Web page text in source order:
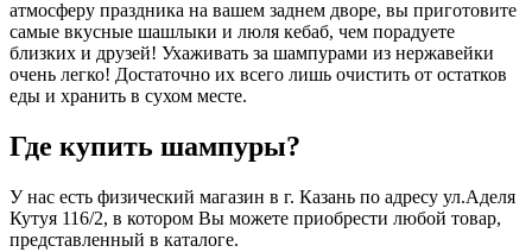
атмосферу праздника на вашем заднем дворе, вы приготовите
самые вкусные шашлыки и люля кебаб, чем порадуете
близких и друзей! Ухаживать за шампурами из нержавейки
очень легко! Достаточно их всего лишь очистить от остатков
еды и хранить в сухом месте.
Где купить шампуры?
У нас есть физический магазин в г. Казань по адресу ул.Аделя
Кутуя 116/2, в котором Вы можете приобрести любой товар,
представленный в каталоге.